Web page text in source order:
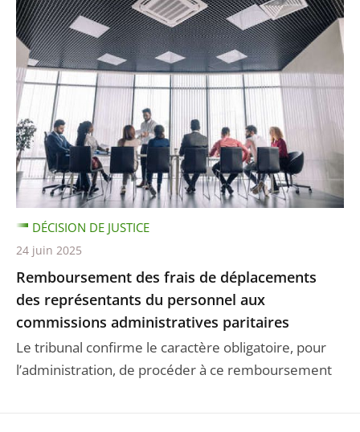
Remboursement des frais de déplacements
des représentants du personnel aux
commissions administratives paritaires
Le tribunal confirme le caractère obligatoire, pour
l’administration, de procéder à ce remboursement
DÉCISION DE JUSTICE
24 juin 2025